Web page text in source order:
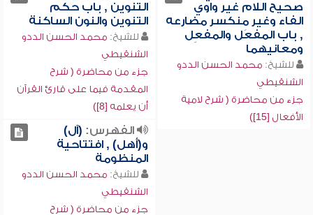
صحيح اللام غير واوي
الفاء وغير منكسر مضارعه
, باب المفعَل والمفعِل
ومعانيهما
للشيخ: محمد الحسن الددو
الشنقيطي
جزء من محاضرة ( شرح لامية
الأفعال [15])
التنوين , باب حكم
التنوين والنون الساكنة
للشيخ: محمد الحسن الددو
الشنقيطي
جزء من محاضرة ( شرح
المقدمة فيما على قارئ القرآن
أن يعلمه [8])
الفهرس: (آل)
و(أهل) , افتتاحية
المنظومة
للشيخ: محمد الحسن الددو
الشنقيطي
جزء من محاضرة ( شرح